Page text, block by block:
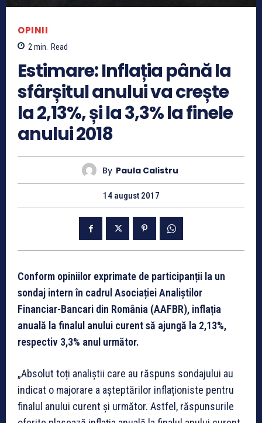
OPINII
2min. Read
Estimare: Inflația până la
sfârșitul anului va crește
la 2,13%, și la 3,3% la finele
anului 2018
By Paula Calistru
14 august 2017
Conform opiniilor exprimate de participanții la un
sondaj intern în cadrul Asociației Analiștilor
Financiar-Bancari din România (AAFBR), inflația
anuală la finalul anului curent să ajungă la 2,13%,
respectiv 3,3% anul următor.
„Absolut toți analiștii care au răspuns sondajului au
indicat o majorare a așteptărilor inflaționiste pentru
finalul anului curent și următor. Astfel, răspunsurile